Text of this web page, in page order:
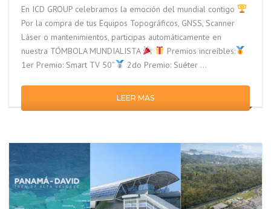
En ICD GROUP celebramos la emoción del mundial contigo
Por la compra de tus Equipos Topográficos, GNSS, Scanner
Láser o mantenimientos, participas automáticamente en
nuestra TÓMBOLA MUNDIALISTA
Premios increíbles:
1er Premio: Smart TV 50”
2do Premio: Suéter …
LEER MAS